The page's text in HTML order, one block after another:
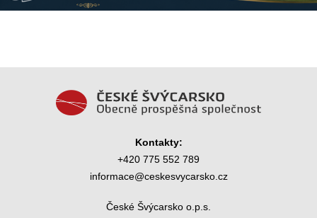
Kontakty:
+420 775 552 789
informace@ceskesvycarsko.cz
České Švýcarsko o.p.s.